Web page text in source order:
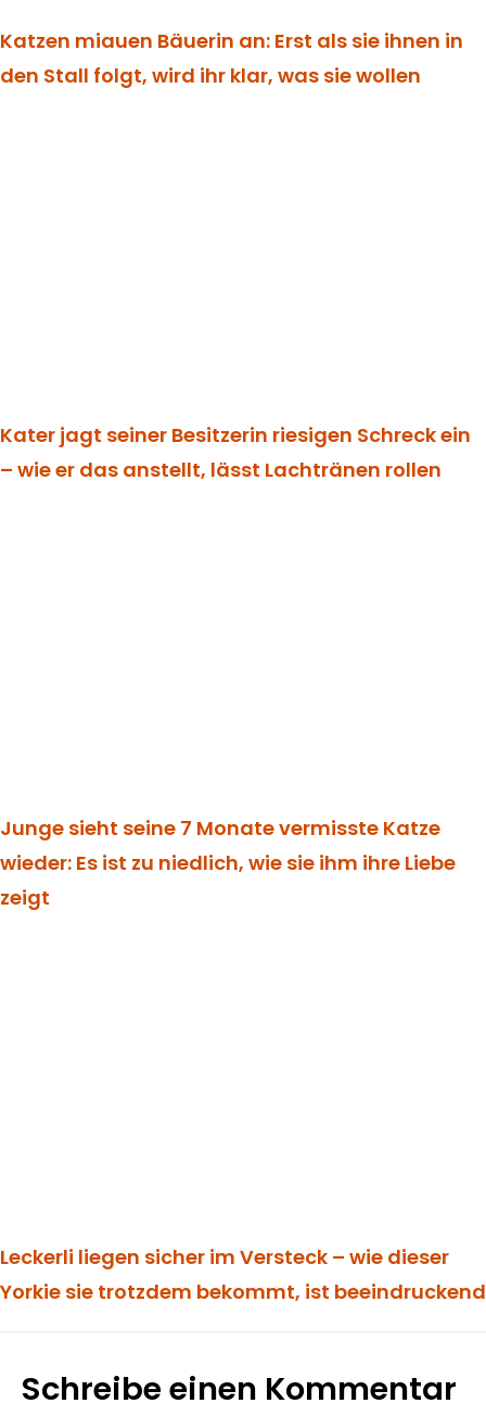
Katzen miauen Bäuerin an: Erst als sie ihnen in
den Stall folgt, wird ihr klar, was sie wollen
Kater jagt seiner Besitzerin riesigen Schreck ein
– wie er das anstellt, lässt Lachtränen rollen
Junge sieht seine 7 Monate vermisste Katze
wieder: Es ist zu niedlich, wie sie ihm ihre Liebe
zeigt
Leckerli liegen sicher im Versteck – wie dieser
Yorkie sie trotzdem bekommt, ist beeindruckend
Schreibe einen Kommentar